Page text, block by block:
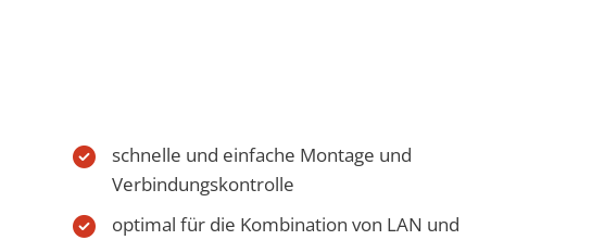
schnelle und einfache Montage und
Verbindungskontrolle
optimal für die Kombination von LAN und